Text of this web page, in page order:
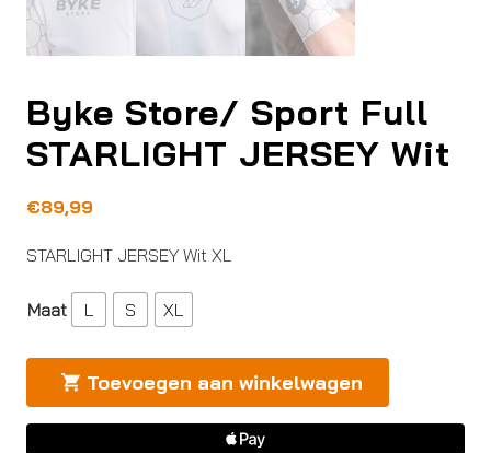
Byke Store/ Sport Full
STARLIGHT JERSEY Wit
€89,99
STARLIGHT JERSEY Wit XL
Maat L S XL
Toevoegen aan winkelwagen